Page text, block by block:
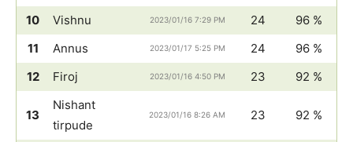
10 Vishnu 2023/01/16 7:29 PM 24
96 %
11
Annus 2023/01/17 5:25 PM 24
96 %
12
Firoj 2023/01/16 4:50 PM 23 92 %
13
Nishant
tirpude
2023/01/16 8:26 AM 23 92 %